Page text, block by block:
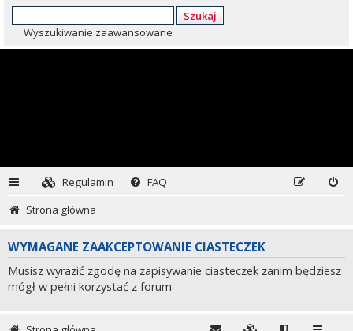
Szukaj
Wyszukiwanie zaawansowane
Regulamin
FAQ
Strona główna
WYMAGANE ZAAKCEPTOWANIE CIASTECZEK
Musisz wyrazić zgodę na zapisywanie ciasteczek zanim będziesz
mógł w pełni korzystać z forum.